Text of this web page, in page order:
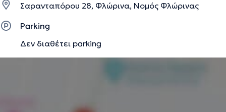
Σαρανταπόρου 28, Φλώρινα, Νομός Φλώρινας
Parking
Δεν διαθέτει parking